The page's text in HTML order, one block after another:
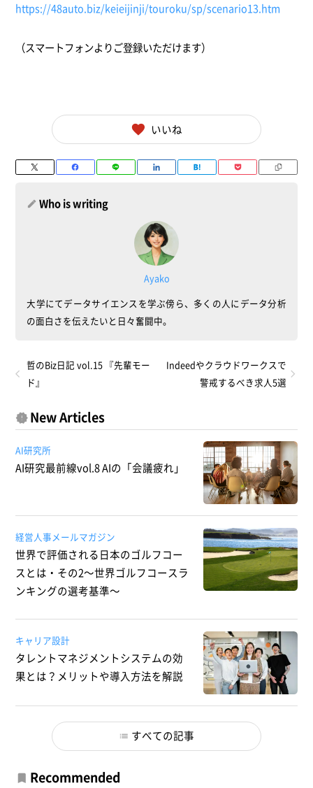
https://48auto.biz/keieijinji/touroku/sp/scenario13.htm
（スマートフォンよりご登録いただけます）
いいね
Who is writing
Ayako
大学にてデータサイエンスを学ぶ傍ら、多くの人にデータ分析
の面白さを伝えたいと日々奮闘中。
Indeedやクラウドワークスで
警戒するべき求人5選
哲のBiz日記 vol.15 『先輩モー
ド』
New Articles
AI研究所
AI研究最前線vol.8 AIの「会議疲れ」
経営人事メールマガジン
世界で評価される日本のゴルフコー
スとは・その2～世界ゴルフコースラ
ンキングの選考基準～
キャリア設計
タレントマネジメントシステムの効
果とは？メリットや導入方法を解説
すべての記事
Recommended